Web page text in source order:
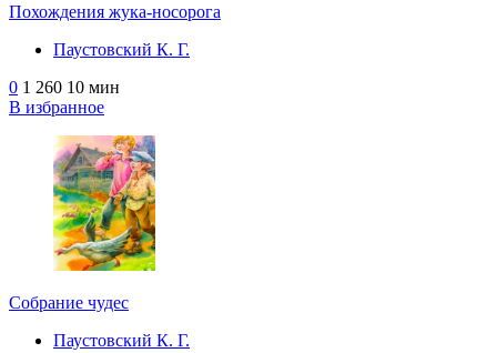
Похождения жука-носорога
Паустовский К. Г.
0 1 260 10 мин
В избранное
Собрание чудес
Паустовский К. Г.